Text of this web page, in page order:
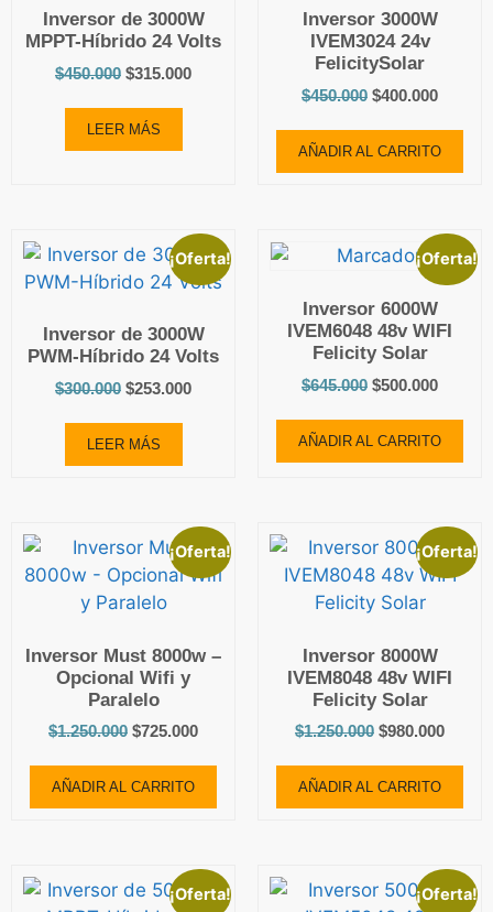
Inversor de 3000W
MPPT-Híbrido 24 Volts
$450.000 $315.000
LEER MÁS
Inversor 3000W
IVEM3024 24v
FelicitySolar
$450.000 $400.000
AÑADIR AL CARRITO
¡Oferta!
Inversor de 3000W
PWM-Híbrido 24 Volts
$300.000 $253.000
LEER MÁS
¡Oferta!
Inversor 6000W
IVEM6048 48v WIFI
Felicity Solar
$645.000 $500.000
AÑADIR AL CARRITO
¡Oferta!
Inversor Must 8000w –
Opcional Wifi y
Paralelo
$1.250.000 $725.000
AÑADIR AL CARRITO
¡Oferta!
Inversor 8000W
IVEM8048 48v WIFI
Felicity Solar
$1.250.000 $980.000
AÑADIR AL CARRITO
¡Oferta! ¡Oferta!